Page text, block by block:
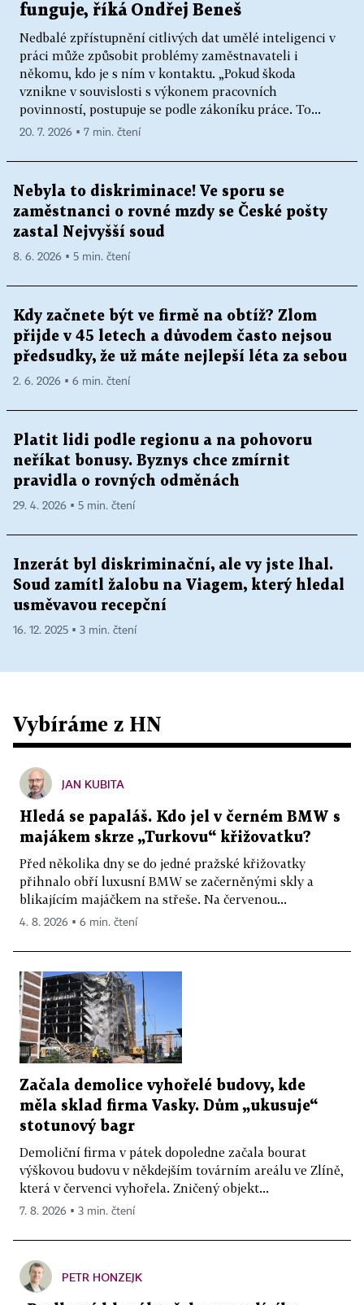
funguje, říká Ondřej Beneš
Nedbalé zpřístupnění citlivých dat umělé inteligenci v
práci může způsobit problémy zaměstnavateli i
někomu, kdo je s ním v kontaktu. „Pokud škoda
vznikne v souvislosti s výkonem pracovních
povinností, postupuje se podle zákoníku práce. To...
20. 7. 2026 ▪ 7 min. čtení
Nebyla to diskriminace! Ve sporu se
zaměstnanci o rovné mzdy se České pošty
zastal Nejvyšší soud
8. 6. 2026 ▪ 5 min. čtení
Kdy začnete být ve firmě na obtíž? Zlom
přijde v 45 letech a důvodem často nejsou
předsudky, že už máte nejlepší léta za sebou
2. 6. 2026 ▪ 6 min. čtení
Platit lidi podle regionu a na pohovoru
neříkat bonusy. Byznys chce zmírnit
pravidla o rovných odměnách
29. 4. 2026 ▪ 5 min. čtení
Inzerát byl diskriminační, ale vy jste lhal.
Soud zamítl žalobu na Viagem, který hledal
usměvavou recepční
16. 12. 2025 ▪ 3 min. čtení
Vybíráme z HN
JAN KUBITA
Hledá se papaláš. Kdo jel v černém BMW s
majákem skrze „Turkovu“ křižovatku?
Před několika dny se do jedné pražské křižovatky
přihnalo obří luxusní BMW se začerněnými skly a
blikajícím majáčkem na střeše. Na červenou...
4. 8. 2026 ▪ 6 min. čtení
Začala demolice vyhořelé budovy, kde
měla sklad firma Vasky. Dům „ukusuje“
stotunový bagr
Demoliční firma v pátek dopoledne začala bourat
výškovou budovu v někdejším továrním areálu ve Zlíně,
která v červenci vyhořela. Zničený objekt...
7. 8. 2026 ▪ 3 min. čtení
PETR HONZEJK